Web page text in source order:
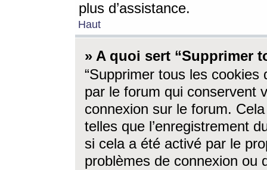
plus d’assistance.
Haut
» A quoi sert “Supprimer
“Supprimer tous les cookies
par le forum qui conservent
connexion sur le forum.
telles que l’enregistrement
si cela a été activé par le
problèmes de connexion ou